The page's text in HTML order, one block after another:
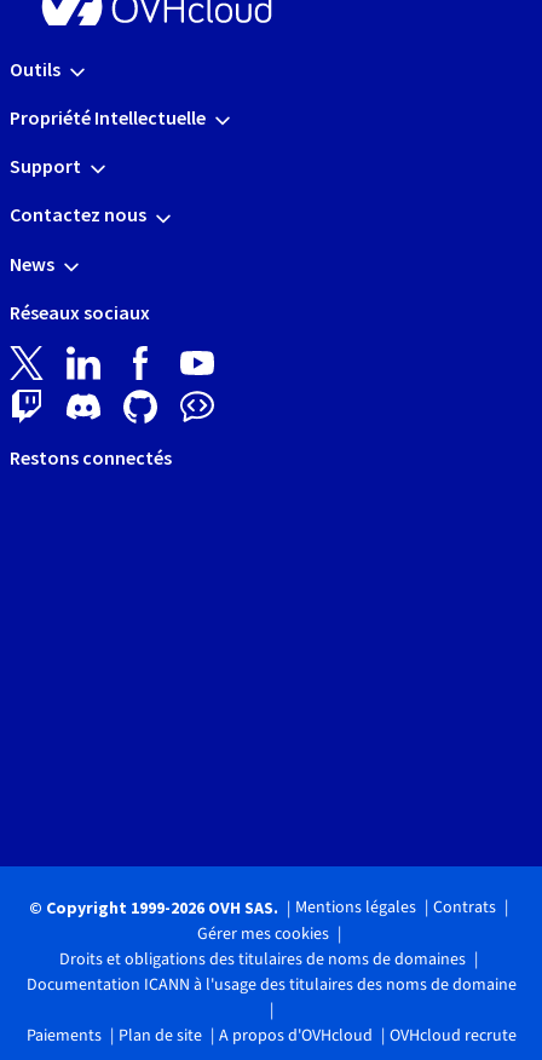
Outils
Propriété Intellectuelle
Support
Contactez nous
News
Réseaux sociaux
Restons connectés
© Copyright 1999-2026 OVH SAS. Mentions légales
Contrats
Gérer mes cookies
Droits et obligations des titulaires de noms de domaines
Documentation ICANN à l'usage des titulaires des noms de domaine
Paiements Plan de site A propos d'OVHcloud OVHcloud recrute